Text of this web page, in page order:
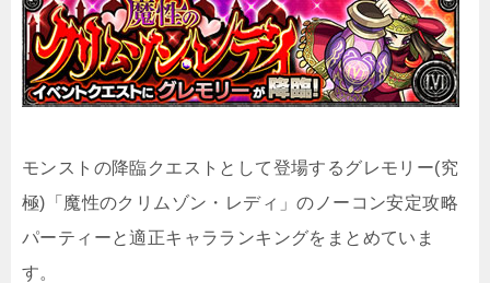
モンストの降臨クエストとして登場するグレモリー(究
極)「魔性のクリムゾン・レディ」のノーコン安定攻略
パーティーと適正キャラランキングをまとめていま
す。